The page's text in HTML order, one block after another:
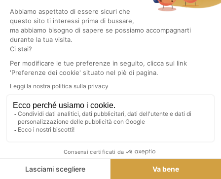
PIATTO QUADRATO
BIANCO/ORO 50 ANNI
4,83 € TASSE INCLUSE
AGGIUNGI AL CARRELLO
PIATTO DI BUON
COMPLEANNO ORO/BIANCO
(1)
PIATTO IN CARTONE "KITTY
PARTY" Ø18CM - SET DA 10
ETINCELANTE OR PIATTO DI